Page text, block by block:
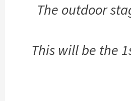
The outdoor
This will be the